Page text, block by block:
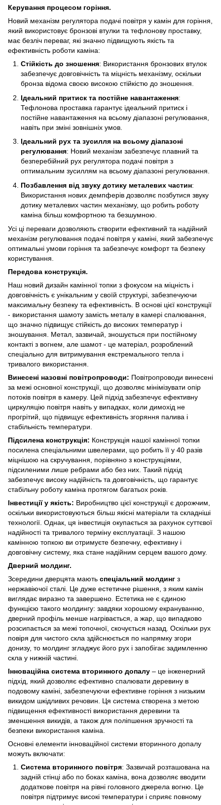
Керування процесом горіння.
Новий механізм регулятора подачі повітря у камін для горіння,
який використовує бронзові втулки та тефлонову проставку,
має безліч переваг, які значно підвищують якість та
ефективність роботи каміна:
Стійкість до зношення: Використання бронзових втулок
забезпечує довговічність та міцність механізму, оскільки
бронза відома своєю високою стійкістю до зношення.
Ідеальний притиск та постійне навантаження:
Тефлонова проставка гарантує ідеальний притиск і
постійне навантаження на всьому діапазоні регулювання,
навіть при зміні зовнішніх умов.
Ідеальний рух та зусилля на всьому діапазоні
регулювання: Новий механізм забезпечує плавний та
безперебійний рух регулятора подачі повітря з
оптимальним зусиллям на всьому діапазоні регулювання.
Позбавлення від звуку дотику металевих частин:
Використання нових демпферів дозволяє позбутися звуку
дотику металевих частин механізму, що робить роботу
каміна більш комфортною та безшумною.
Усі ці переваги дозволяють створити ефективний та надійний
механізм регулювання подачі повітря у каміні, який забезпечує
оптимальні умови горіння та забезпечує комфорт та безпеку
користування.
Передова конструкція.
Наш новий дизайн камінної топки з фокусом на міцність і
довговічність є унікальним у своїй структурі, забезпечуючи
максимальну безпеку та ефективність. В основі цієї конструкції
- використання шамоту замість металу в камері спалювання,
що значно підвищує стійкість до високих температур і
зношування. Метал, зазвичай, зношується при постійному
контакті з вогнем, але шамот - це матеріал, розроблений
спеціально для витримування екстремального тепла і
тривалого використання.
Винесені назовні повітропроводи: Повітропроводи винесені
за межі основної конструкції, що дозволяє мінімізувати опір
потоків повітря в камеру. Цей підхід забезпечує ефективну
циркуляцію повітря навіть у випадках, коли димохід не
прогрітий, що підвищує ефективність згоряння палива і
стабільність температури.
Підсилена конструкція: Конструкція нашої камінної топки
посилена спеціальними швелерами, що робить її у 40 разів
міцнішою на скручування, порівняно з конструкціями,
підсиленими лише ребрами або без них. Такий підхід
забезпечує високу надійність та довговічність, що гарантує
стабільну роботу каміна протягом багатьох років.
Інвестиції у якість: Виробництво цієї конструкції є дорожчим,
оскільки використовуються більш якісні матеріали та складніші
технології. Однак, ця інвестиція окупається за рахунок суттєвої
надійності та тривалого терміну експлуатації. З нашою
камінною топкою ви отримуєте безпечну, ефективну і
довговічну систему, яка стане надійним серцем вашого дому.
Дверний молдинг.
Зсередини дверцята мають спеціальний молдинг з
нержавіючої сталі. Це дуже естетичне рішення, з яким камін
виглядає виразно та завершено. Естетика не є єдиною
функцією такого молдингу: завдяки хорошому екрануванню,
дверний профіль менше нагрівається, а жар, що випадково
розсипається за межі топочної, скочується назад. Оскільки рух
повіря для чистого скла здійснюється по напрямку згори
донизу, то молдинг згладжує його рух і запобігає задимленню
скла у нижній частині.
Інноваційна система вторинного допалу – це інженерний
підхід, який дозволяє ефективно спалювати деревину в
подовому каміні, забезпечуючи ефективне горіння з низьким
викидом шкідливих речовин. Ця система створена з метою
підвищення ефективності використання деревини та
зменшення викидів, а також для поліпшення зручності та
безпеки використання каміна.
Основні елементи інноваційної системи вторинного допалу
можуть включати:
Система вторинного повітря: Зазвичай розташована на
задній стінці або по боках каміна, вона дозволяє вводити
додаткове повітря на рівні головного джерела вогню. Це
повітря підтримує високі температури і сприяє повному